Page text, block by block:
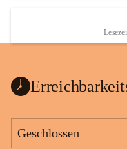
Geschlossen